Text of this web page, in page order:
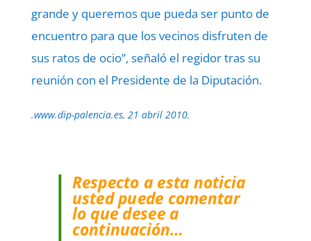
grande y queremos que pueda ser punto de
encuentro para que los vecinos disfruten de
sus ratos de ocio”, señaló el regidor tras su
reunión con el Presidente de la Diputación.
.www.dip-palencia.es, 21 abril 2010.
Respecto a esta noticia
usted puede comentar
lo que desee a
continuación…